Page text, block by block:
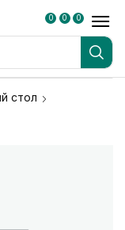
0 0 0
стол